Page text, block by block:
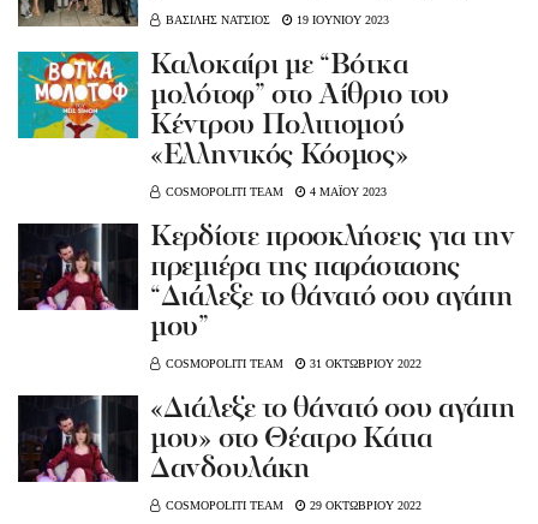
ΒΑΣΙΛΗΣ ΝΑΤΣΙΟΣ 19 ΙΟΥΝΙΟΥ 2023
Καλοκαίρι με “Βότκα
μολότοφ” στο Αίθριο του
Κέντρου Πολιτισμού
«Ελληνικός Κόσμος»
COSMOPOLITI TEAM 4 ΜΑΪΟΥ 2023
Κερδίστε προσκλήσεις για την
πρεμιέρα της παράστασης
“Διάλεξε το θάνατό σου αγάπη
μου”
COSMOPOLITI TEAM 31 ΟΚΤΩΒΡΙΟΥ 2022
«Διάλεξε το θάνατό σου αγάπη
μου» στο Θέατρο Κάτια
Δανδουλάκη
COSMOPOLITI TEAM 29 ΟΚΤΩΒΡΙΟΥ 2022